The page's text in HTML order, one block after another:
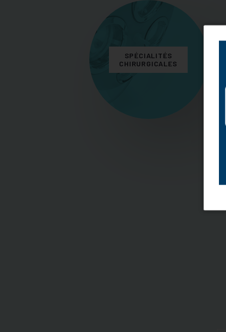
SPÉCIALITÉS
CHIRURGICALES